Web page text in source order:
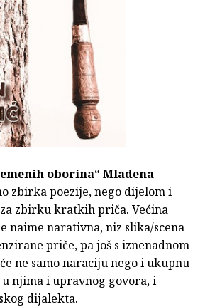
oborina“Mladena
zbirka poezije, nego dijelom i
zbirku kratkih priča. Većina
naime narativna, niz slika/scena
priče, pa još s iznenadnom
ne samo naraciju nego i ukupnu
u njima i upravnog govora, i
dijalekta.